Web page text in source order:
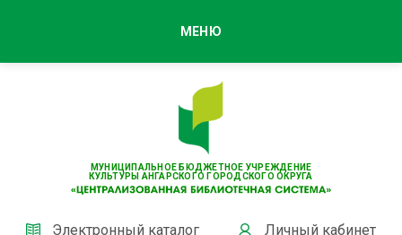
МУНИЦИПАЛЬНОЕ БЮДЖЕТНОЕ УЧРЕЖДЕНИЕ
КУЛЬТУРЫ АНГАРСКОГО ГОРОДСКОГО ОКРУГА
Электронный каталог Личный кабинет
МЕНЮ